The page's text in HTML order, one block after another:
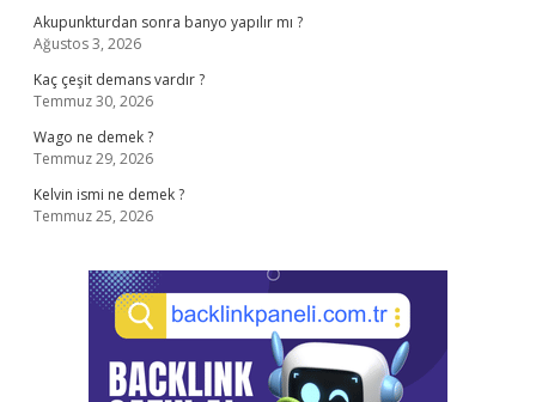
Akupunkturdan sonra banyo yapılır mı ?
Ağustos 3, 2026
Kaç çeşit demans vardır ?
Temmuz 30, 2026
Wago ne demek ?
Temmuz 29, 2026
Kelvin ismi ne demek ?
Temmuz 25, 2026